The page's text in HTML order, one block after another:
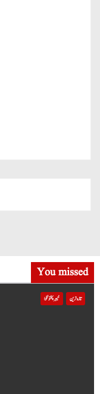
You missed
تازہ ترین خیبر پختونخوا